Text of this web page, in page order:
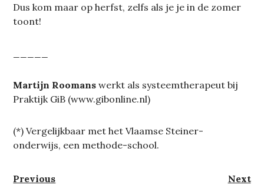
Dus kom maar op herfst, zelfs als je je in de zomer
toont!
Martijn Roomanswerkt als systeemtherapeut bij
Praktijk GiB (www.gibonline.nl)
(*) Vergelijkbaar met het Vlaamse Steiner-
onderwijs, een methode-school.
Previous
Next